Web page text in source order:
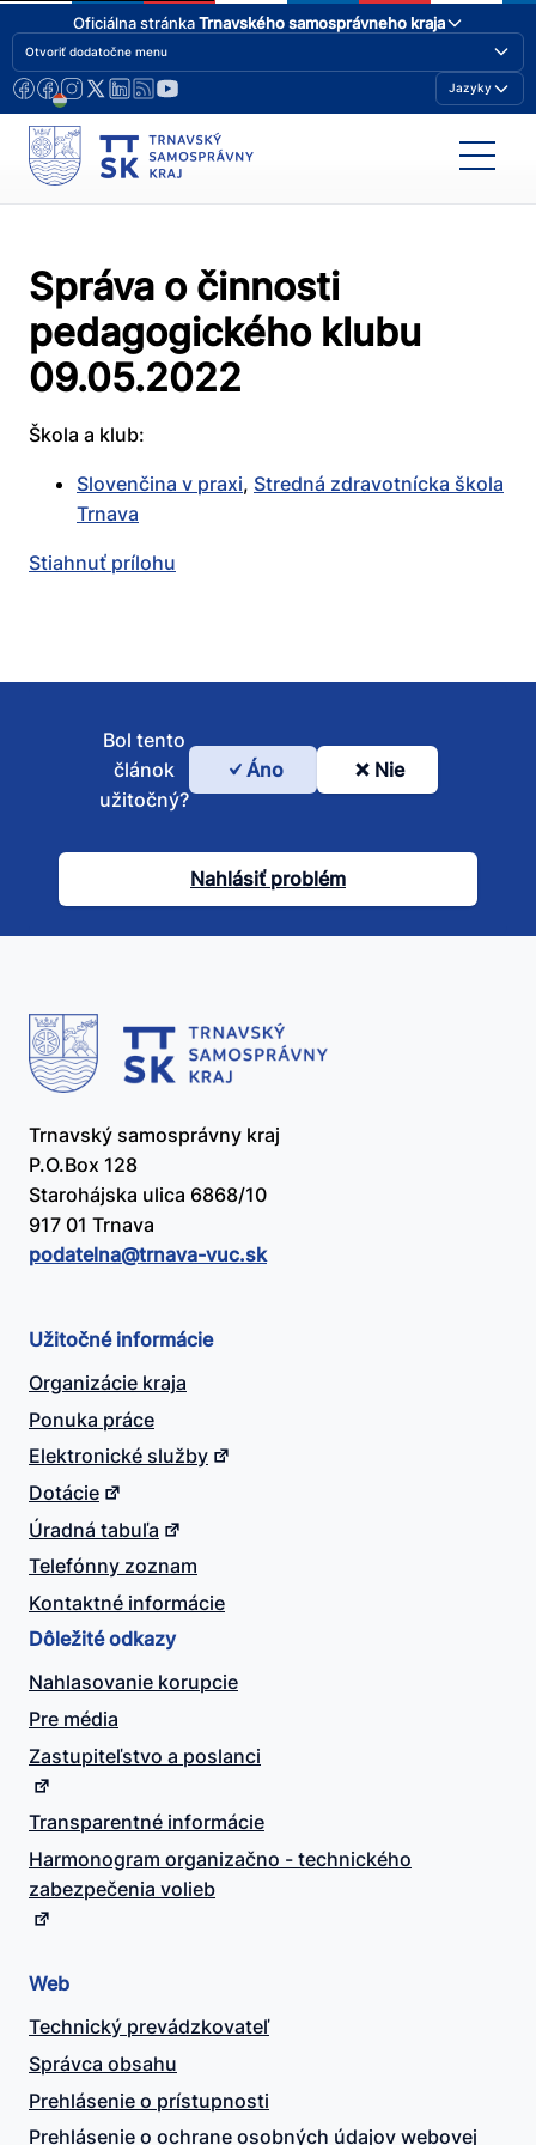
Oficiálna stránkaTrnavského samosprávneho kraja
Otvoriť dodatočne menu
Jazyky
Správa o činnosti
pedagogického klubu
09.05.2022
Škola a klub:
Slovenčina v praxi, Stredná zdravotnícka škola
Trnava
Stiahnuť prílohu
Bol
článok
užitočný?
Bol tento
článok
užitočný?
Áno Nie
Nahlásiť problém
Trnavský samosprávny kraj
P.O.Box 128
Starohájska ulica 6868/10
917 01 Trnava
podatelna@​trnava-vuc.sk
Užitočné informácie
Organizácie kraja
Ponuka práce
Elektronické služby
Dotácie
Úradná tabuľa
Telefónny zoznam
Kontaktné informácie
Dôležité odkazy
Nahlasovanie korupcie
Pre média
Zastupiteľstvo a poslanci
Transparentné informácie
Harmonogram organizačno - technického
zabezpečenia volieb
Web
Technický prevádzkovateľ
Správca obsahu
Prehlásenie o prístupnosti
Prehlásenie o ochrane osobných údajov webovej